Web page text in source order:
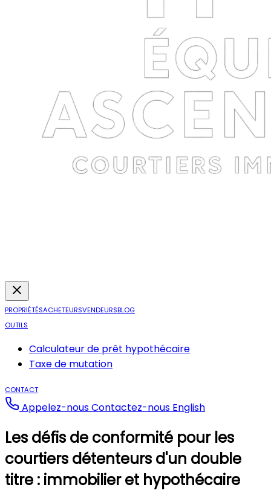
PROPRIÉTÉSACHETEURSVENDEURSBLOG
OUTILS
Calculateur de prêt hypothécaire
Taxe de mutation
CONTACT
Appelez-nousContactez-nous English
Les défis de conformité pour les
courtiers détenteurs d'un double
titre : immobilier et hypothécaire